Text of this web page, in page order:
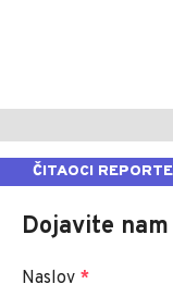
ČITAOCI
Dojavite
Naslov *